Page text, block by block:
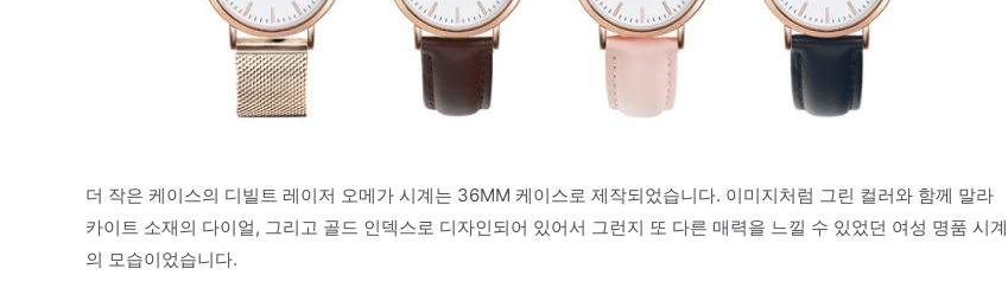
더 작은 케이스의 디빌트 레이저 오메가 시계는 36MM 케이스로 제작되었습니다. 이미지처럼 그린 컬러와 함께 말라
카이트 소재의 다이얼, 그리고 골드 인덱스로 디자인되어 있어서 그런지 또 다른 매력을 느낄 수 있었던 여성 명품 시계
의 모습이었습니다.